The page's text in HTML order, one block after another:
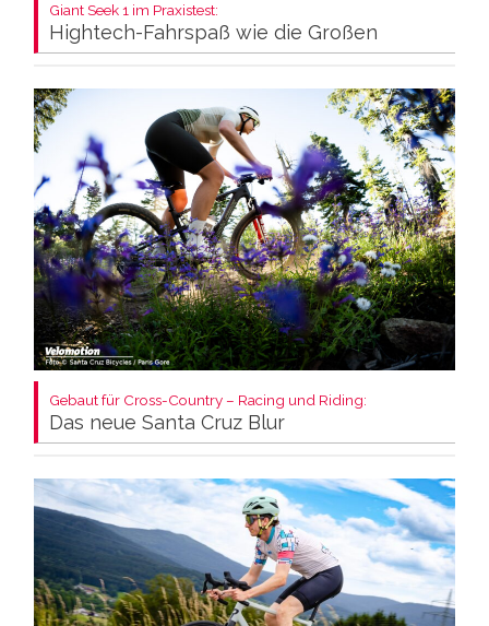
Giant Seek 1 im Praxistest:
Hightech-Fahrspaß wie die Großen
Gebaut für Cross-Country – Racing und Riding:
Das neue Santa Cruz Blur